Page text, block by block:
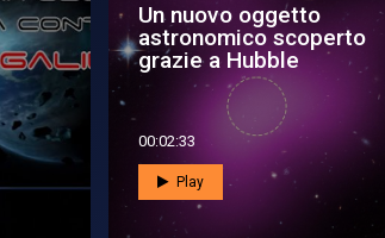
Un CAST per gli
assioni
00:01:11
Play